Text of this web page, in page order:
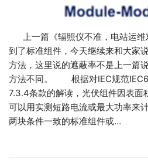
上一篇《辐照仪不准，电站运维
到了标准组件，今天继续来和大家
方法，这里说的遮蔽率不是上一篇
方法不同。 根据对IEC规范
7.3.4条款的解读，光伏组件因表面
可以用实测短路电流或最大功率
两块条件一致的标准组件或…